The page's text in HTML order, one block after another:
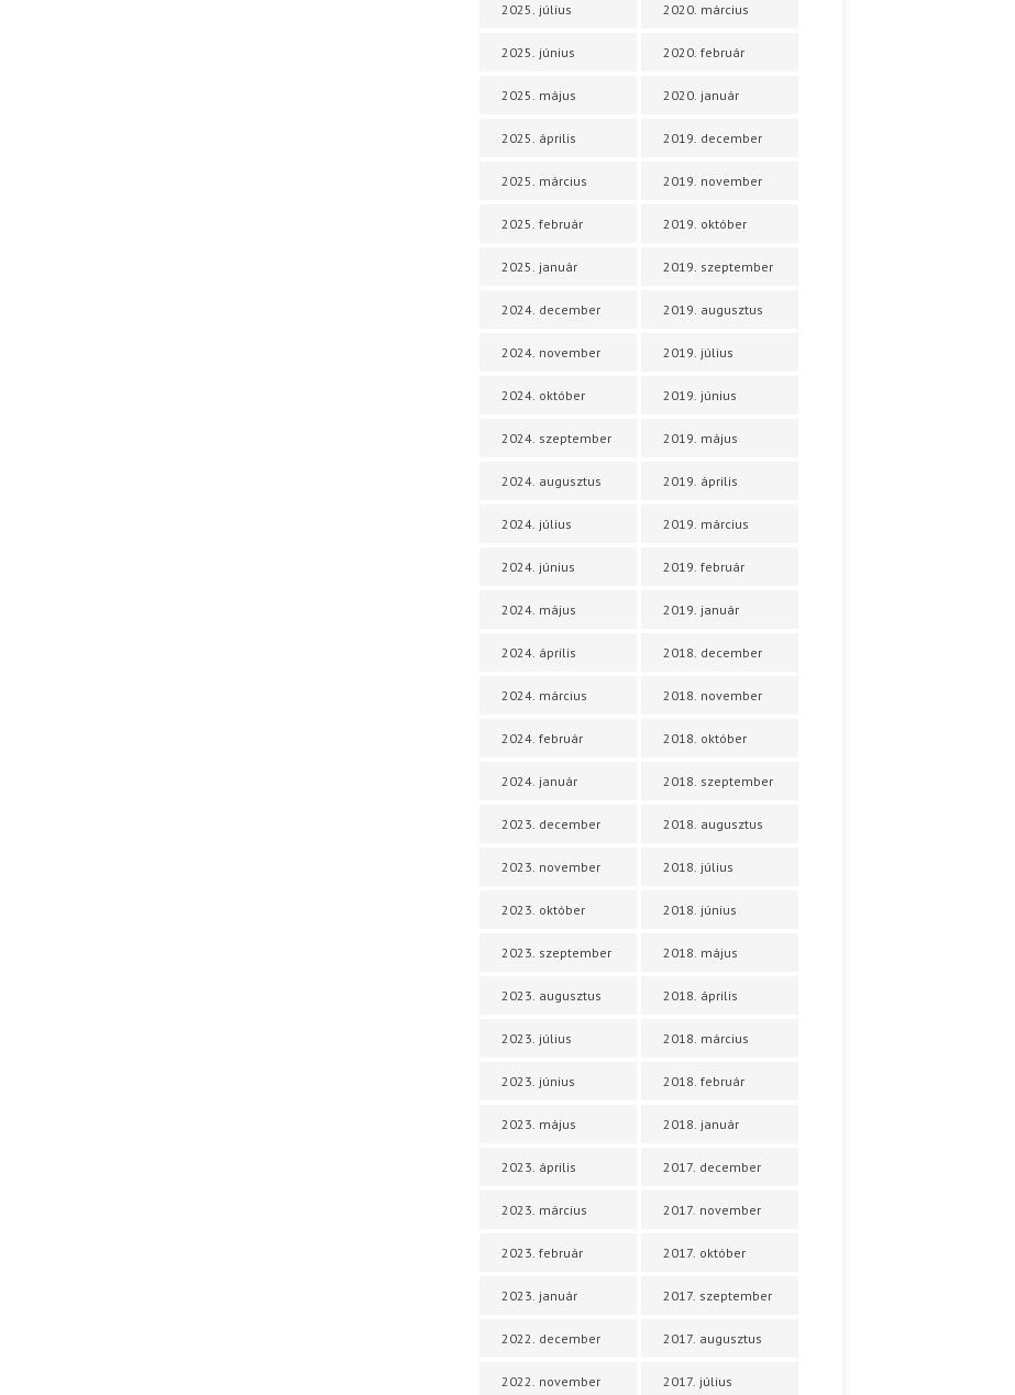
2025. július
2025. június
2025. május
2025. április
2025. március
2025. február
2025. január
2024. december
2024. november
2024. október
2024. szeptember
2024. augusztus
2024. július
2024. június
2024. május
2024. április
2024. március
2024. február
2024. január
2023. december
2023. november
2023. október
2023. szeptember
2023. augusztus
2023. július
2023. június
2023. május
2023. április
2023. március
2023. február
2023. január
2022. december
2022. november
2020. március
2020. február
2020. január
2019. december
2019. november
2019. október
2019. szeptember
2019. augusztus
2019. július
2019. június
2019. május
2019. április
2019. március
2019. február
2019. január
2018. december
2018. november
2018. október
2018. szeptember
2018. augusztus
2018. július
2018. június
2018. május
2018. április
2018. március
2018. február
2018. január
2017. december
2017. november
2017. október
2017. szeptember
2017. augusztus
2017. július